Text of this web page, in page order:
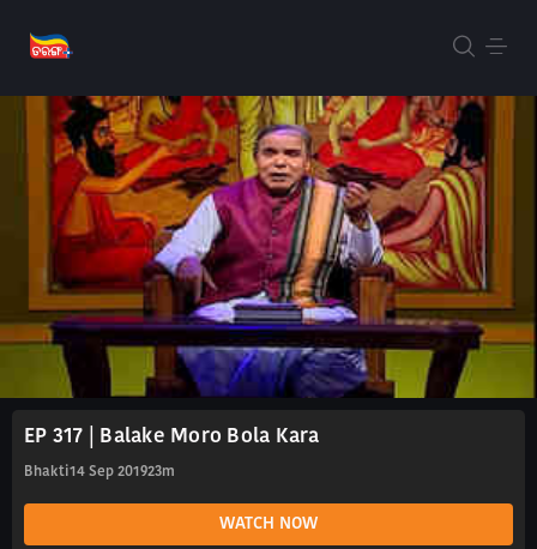
EP 317 | Balake Moro Bola Kara
Bhakti 14 Sep 201923m
WATCH NOW